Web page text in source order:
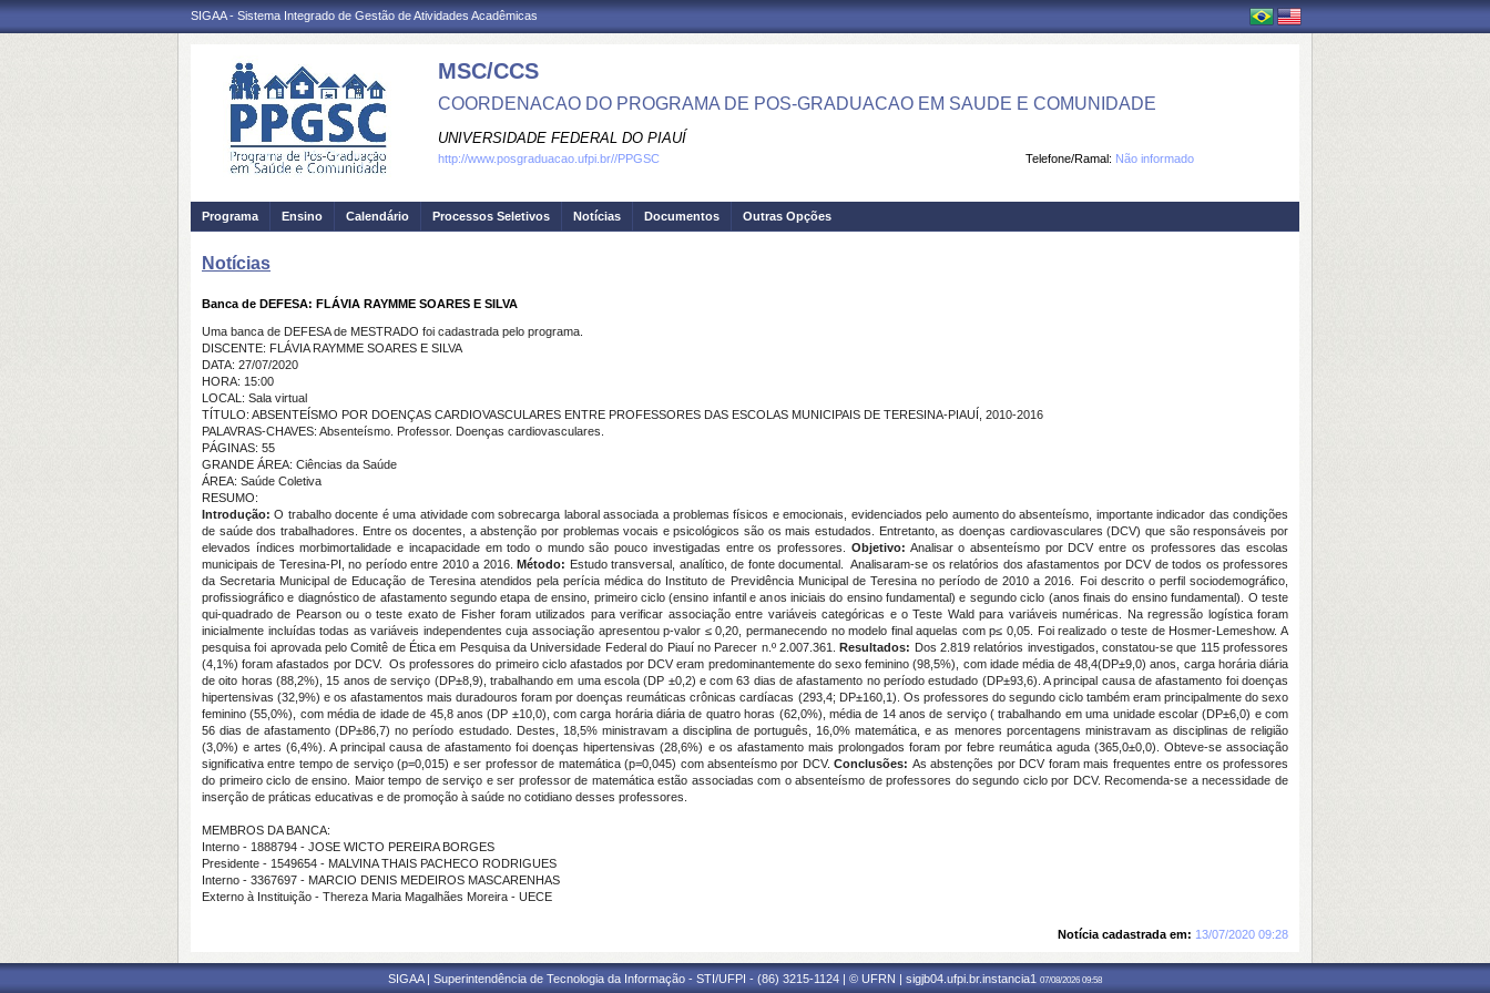
SIGAA - Sistema Integrado de Gestão de Atividades Acadêmicas
MSC/CCS
COORDENACAO DO PROGRAMA DE POS-GRADUACAO EM SAUDE E COMUNIDADE
UNIVERSIDADE FEDERAL DO PIAUÍ
Telefone/Ramal: Não informado
http://www.posgraduacao.ufpi.br//PPGSC
Programa Ensino Calendário Processos Seletivos Notícias Documentos Outras Opções
Notícias
Banca de DEFESA: FLÁVIA RAYMME SOARES E SILVA
Uma banca de DEFESA de MESTRADO foi cadastrada pelo programa.
DISCENTE: FLÁVIA RAYMME SOARES E SILVA
DATA: 27/07/2020
HORA: 15:00
LOCAL: Sala virtual
TÍTULO: ABSENTEÍSMO POR DOENÇAS CARDIOVASCULARES ENTRE PROFESSORES DAS ESCOLAS MUNICIPAIS DE TERESINA-PIAUÍ, 2010-2016
PALAVRAS-CHAVES: Absenteísmo. Professor. Doenças cardiovasculares.
PÁGINAS: 55
GRANDE ÁREA: Ciências da Saúde
ÁREA: Saúde Coletiva
RESUMO:
Introdução: O trabalho docente é uma atividade com sobrecarga laboral associada a problemas físicos e emocionais, evidenciados pelo aumento do absenteísmo, importante indicador das condições
de saúde dos trabalhadores. Entre os docentes, a abstenção por problemas vocais e psicológicos são os mais estudados. Entretanto, as doenças cardiovasculares (DCV) que são responsáveis por
elevados índices morbimortalidade e incapacidade em todo o mundo são pouco investigadas entre os professores. Objetivo: Analisar o absenteísmo por DCV entre os professores das escolas
municipais de Teresina-PI, no período entre 2010 a 2016.Método: Estudo transversal, analítico, de fonte documental. Analisaram-se os relatórios dos afastamentos por DCV de todos os professores
da Secretaria Municipal de Educação de Teresina atendidos pela perícia médica do Instituto de Previdência Municipal de Teresina no período de 2010 a 2016. Foi descrito o perfil sociodemográfico,
profissiográfico e diagnóstico de afastamento segundo etapa de ensino, primeiro ciclo (ensino infantil e anos iniciais do ensino fundamental) e segundo ciclo (anos finais do ensino fundamental). O teste
qui-quadrado de Pearson ou o teste exato de Fisher foram utilizados para verificar associação entre variáveis categóricas e o Teste Wald para variáveis numéricas. Na regressão logística foram
inicialmente incluídas todas as variáveis independentes cuja associação apresentou p-valor ≤ 0,20, permanecendo no modelo final aquelas com p≤ 0,05. Foi realizado o teste de Hosmer-Lemeshow. A
pesquisa foi aprovada pelo Comitê de Ética em Pesquisa da Universidade Federal do Piauí no Parecer n.º 2.007.361.Resultados: Dos 2.819 relatórios investigados, constatou-se que 115 professores
(4,1%) foram afastados por DCV. Os professores do primeiro ciclo afastados por DCV eram predominantemente do sexo feminino (98,5%), com idade média de 48,4(DP±9,0) anos, carga horária diária
de oito horas (88,2%), 15 anos de serviço (DP±8,9), trabalhando em uma escola (DP ±0,2) e com 63 dias de afastamento no período estudado (DP±93,6). A principal causa de afastamento foi doenças
hipertensivas (32,9%) e os afastamentos mais duradouros foram por doenças reumáticas crônicas cardíacas (293,4; DP±160,1). Os professores do segundo ciclo também eram principalmente do sexo
feminino (55,0%), com média de idade de 45,8 anos (DP ±10,0), com carga horária diária de quatro horas (62,0%), média de 14 anos de serviço ( trabalhando em uma unidade escolar (DP±6,0) e com
56 dias de afastamento (DP±86,7) no período estudado. Destes, 18,5% ministravam a disciplina de português, 16,0% matemática, e as menores porcentagens ministravam as disciplinas de religião
(3,0%) e artes (6,4%). A principal causa de afastamento foi doenças hipertensivas (28,6%) e os afastamento mais prolongados foram por febre reumática aguda (365,0±0,0). Obteve-se associação
significativa entre tempo de serviço (p=0,015) e ser professor de matemática (p=0,045) com absenteísmo por DCV.Conclusões: As abstenções por DCV foram mais frequentes entre os professores
do primeiro ciclo de ensino. Maior tempo de serviço e ser professor de matemática estão associadas com o absenteísmo de professores do segundo ciclo por DCV. Recomenda-se a necessidade de
inserção de práticas educativas e de promoção à saúde no cotidiano desses professores.
MEMBROS DA BANCA:
Interno - 1888794 - JOSE WICTO PEREIRA BORGES
Presidente - 1549654 - MALVINA THAIS PACHECO RODRIGUES
Interno - 3367697 - MARCIO DENIS MEDEIROS MASCARENHAS
Externo à Instituição - Thereza Maria Magalhães Moreira - UECE
Notícia cadastrada em: 13/07/2020 09:28
SIGAA | Superintendência de Tecnologia da Informação - STI/UFPI - (86) 3215-1124 | © UFRN | sigjb04.ufpi.br.instancia1 07/08/2026 09:58